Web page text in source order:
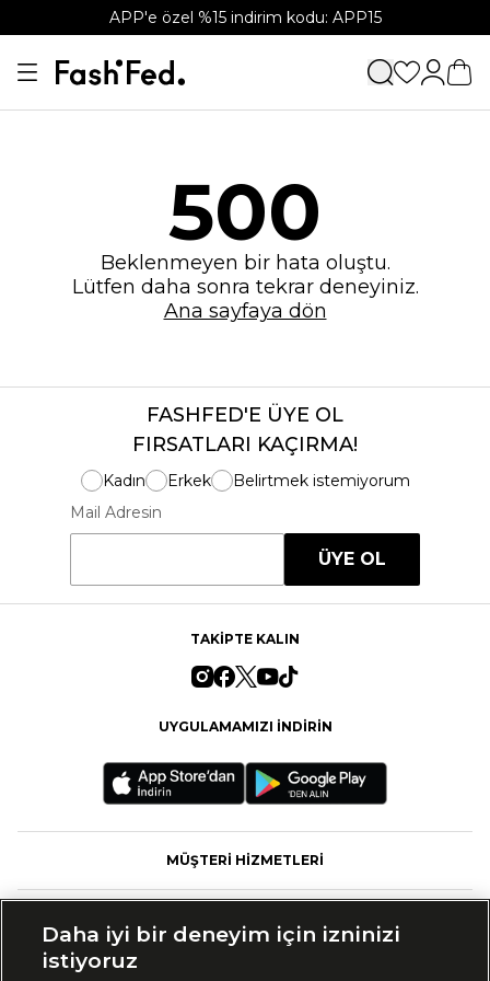
APP'e özel %15 indirim kodu: APP15
500
Beklenmeyen bir hata oluştu.
Lütfen daha sonra tekrar deneyiniz.
Ana sayfaya dön
FASHFED'E ÜYE OL
FIRSATLARI KAÇIRMA!
Kadın Erkek
Belirtmek istemiyorum
Mail Adresin
ÜYE OL
TAKİPTE KALIN
UYGULAMAMIZI İNDİRİN
MÜŞTERİ HİZMETLERİ
Daha iyi bir deneyim için izninizi
istiyoruz